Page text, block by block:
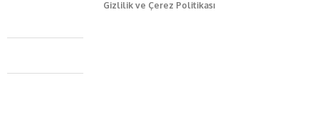
Gizlilik ve Çerez Politikası
Caferağa Mah. Dr. Şakir Paşa Sok. No3/A Kadıköy İstanbul
+90 543 345 46 00